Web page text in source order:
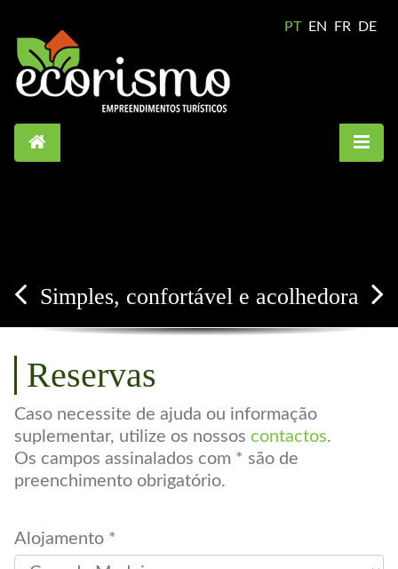
PT EN FR DE
Simples, confortável e acolhedora
Reservas
Caso necessite de ajuda ou informação
suplementar, utilize os nossos contactos.
Os campos assinalados com * são de
preenchimento obrigatório.
Alojamento *